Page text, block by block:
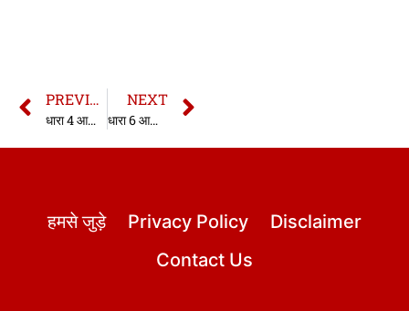
PREVIOUS
धारा 4 आर्म्स एक्ट | धारा 4 आयुध अधिनियम | 4 Arms Act in hindi
NEXT
धारा 6 आर्म्स एक्ट | धारा 6 आयुध अधिनियम | 6 Arms Act in hindi
हमसे जुड़े Privacy Policy
Disclaimer
Contact Us